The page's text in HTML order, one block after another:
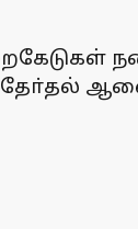
தோ்தல்